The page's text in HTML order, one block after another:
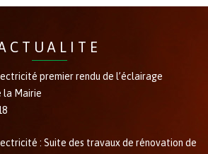
premier rendu de l’éclairage
la Mairie
: Suite des travaux de rénovation de